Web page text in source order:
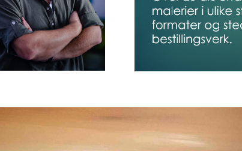
Et utvalg av verk fra tidligere bestillingsoppdrag,
og fra eget galleri.